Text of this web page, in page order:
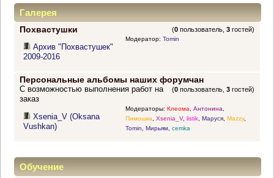
Галерея
Похвастушки (0 пользователь,3 гостей)
Архив "Похвастушек"
2009-2016
Модератор: Tomin
Персональные альбомы наших форумчан
(0 пользователь,3 гостей)
С возможностью выполнения работ на
заказ
Xsenia_V (Oksana
Vushkan)
Модераторы: Клеома, Антонина,
Пимошка, Xsenia_V, listik, Маруся, Mazzy,
Tomin, Мирьям, cemka
Обучение